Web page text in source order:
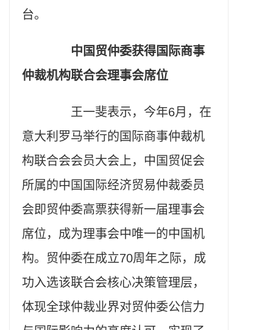
台。
中国贸仲委获得国际商事
仲裁机构联合会理事会席位
王一斐表示，今年6月，在
意大利罗马举行的国际商事仲裁机
构联合会会员大会上，中国贸促会
所属的中国国际经济贸易仲裁委员
会即贸仲委高票获得新一届理事会
席位，成为理事会中唯一的中国机
构。贸仲委在成立70周年之际，成
功入选该联合会核心决策管理层，
体现全球仲裁业界对贸仲委公信力